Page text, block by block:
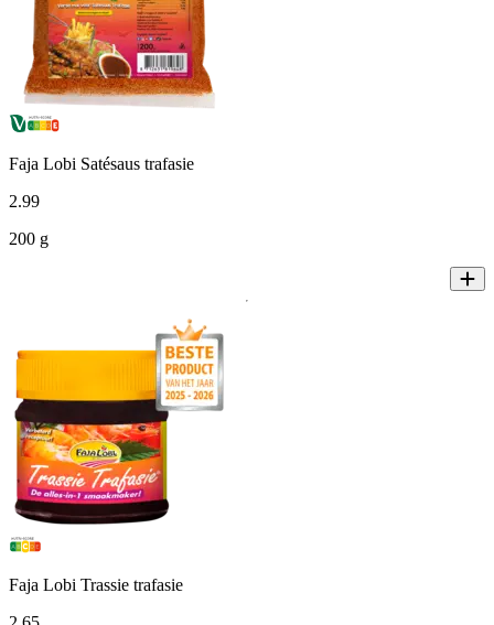
Faja Lobi Satésaus trafasie
2.99
200 g
Faja Lobi Trassie trafasie